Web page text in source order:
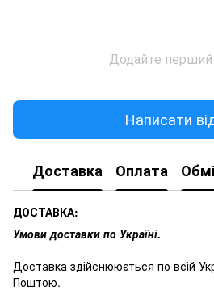
Додайте перший
Написати
Доставка Оплата
ДОСТАВКА:
Умови доставки по Україні.
Доставка здійснююється по всій
Поштою.